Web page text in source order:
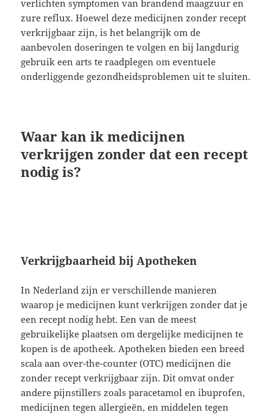
verlichten symptomen van brandend maagzuur en
zure reflux. Hoewel deze medicijnen zonder recept
verkrijgbaar zijn, is het belangrijk om de
aanbevolen doseringen te volgen en bij langdurig
gebruik een arts te raadplegen om eventuele
onderliggende gezondheidsproblemen uit te sluiten.
Waar kan ik medicijnen
verkrijgen zonder dat een recept
nodig is?
Verkrijgbaarheid bij Apotheken
In Nederland zijn er verschillende manieren
waarop je medicijnen kunt verkrijgen zonder dat je
een recept nodig hebt. Een van de meest
gebruikelijke plaatsen om dergelijke medicijnen te
kopen is de apotheek. Apotheken bieden een breed
scala aan over-the-counter (OTC) medicijnen die
zonder recept verkrijgbaar zijn. Dit omvat onder
andere pijnstillers zoals paracetamol en ibuprofen,
medicijnen tegen allergieën, en middelen tegen